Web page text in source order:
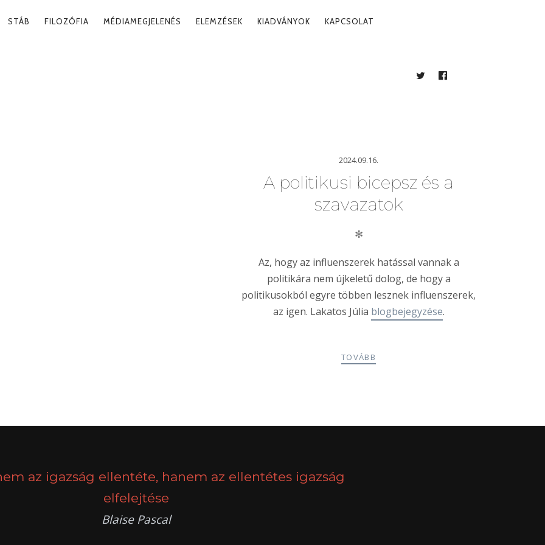
STÁB FILOZÓFIA MÉDIAMEGJELENÉS ELEMZÉSEK KIADVÁNYOK KAPCSOLAT
TWITTERFACEBOOK
2024.09.16.
A politikusi bicepsz és a
szavazatok
✻
Az, hogy az influenszerek hatással vannak a
politikára nem újkeletű dolog, de hogy a
politikusokból egyre többen lesznek influenszerek,
az igen. Lakatos Júlia blogbejegyzése.
TOVÁBB
az igazság ellentéte, hanem az ellentétes igazság
elfelejtése
Blaise Pascal